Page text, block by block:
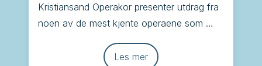
Kristiansand Operakor presenter utdrag fra
noen av de mest kjente operaene som
Les mer